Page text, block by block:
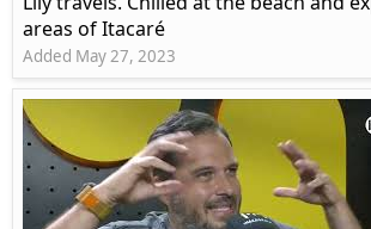
areas of Itacaré
Added May 27, 2023